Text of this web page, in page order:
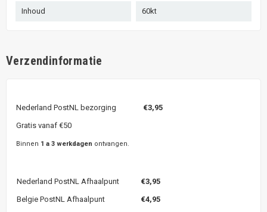
Inhoud 60kt
Verzendinformatie
Nederland PostNL bezorging €3,95
Gratis vanaf €50
Binnen 1 a 3 werkdagen ontvangen.
Nederland PostNL Afhaalpunt €3,95
Belgie PostNL Afhaalpunt
€4,95